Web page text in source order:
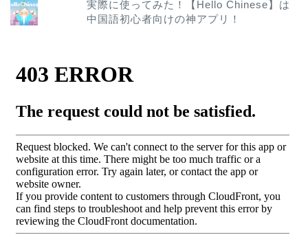
実際に使ってみた！【Hello Chinese】は
中国語初心者向けの神アプリ！